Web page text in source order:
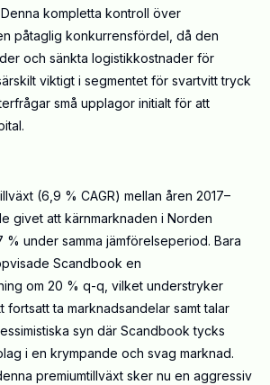
kompletta kontroll över
påtaglig konkurrensfördel, då den
och sänkta logistikkostnader för
viktigt i segmentet för svartvitt tryck
små upplagor initialt för att
(6,9 % CAGR) mellan åren 2017–
givet att kärnmarknaden i Norden
under samma jämförelseperiod. Bara
Scandbook en
om 20 % q-q, vilket understryker
fortsatt ta marknadsandelar samt talar
syn där Scandbook tycks
i en krympande och svag marknad.
premiumtillväxt sker nu en aggressiv